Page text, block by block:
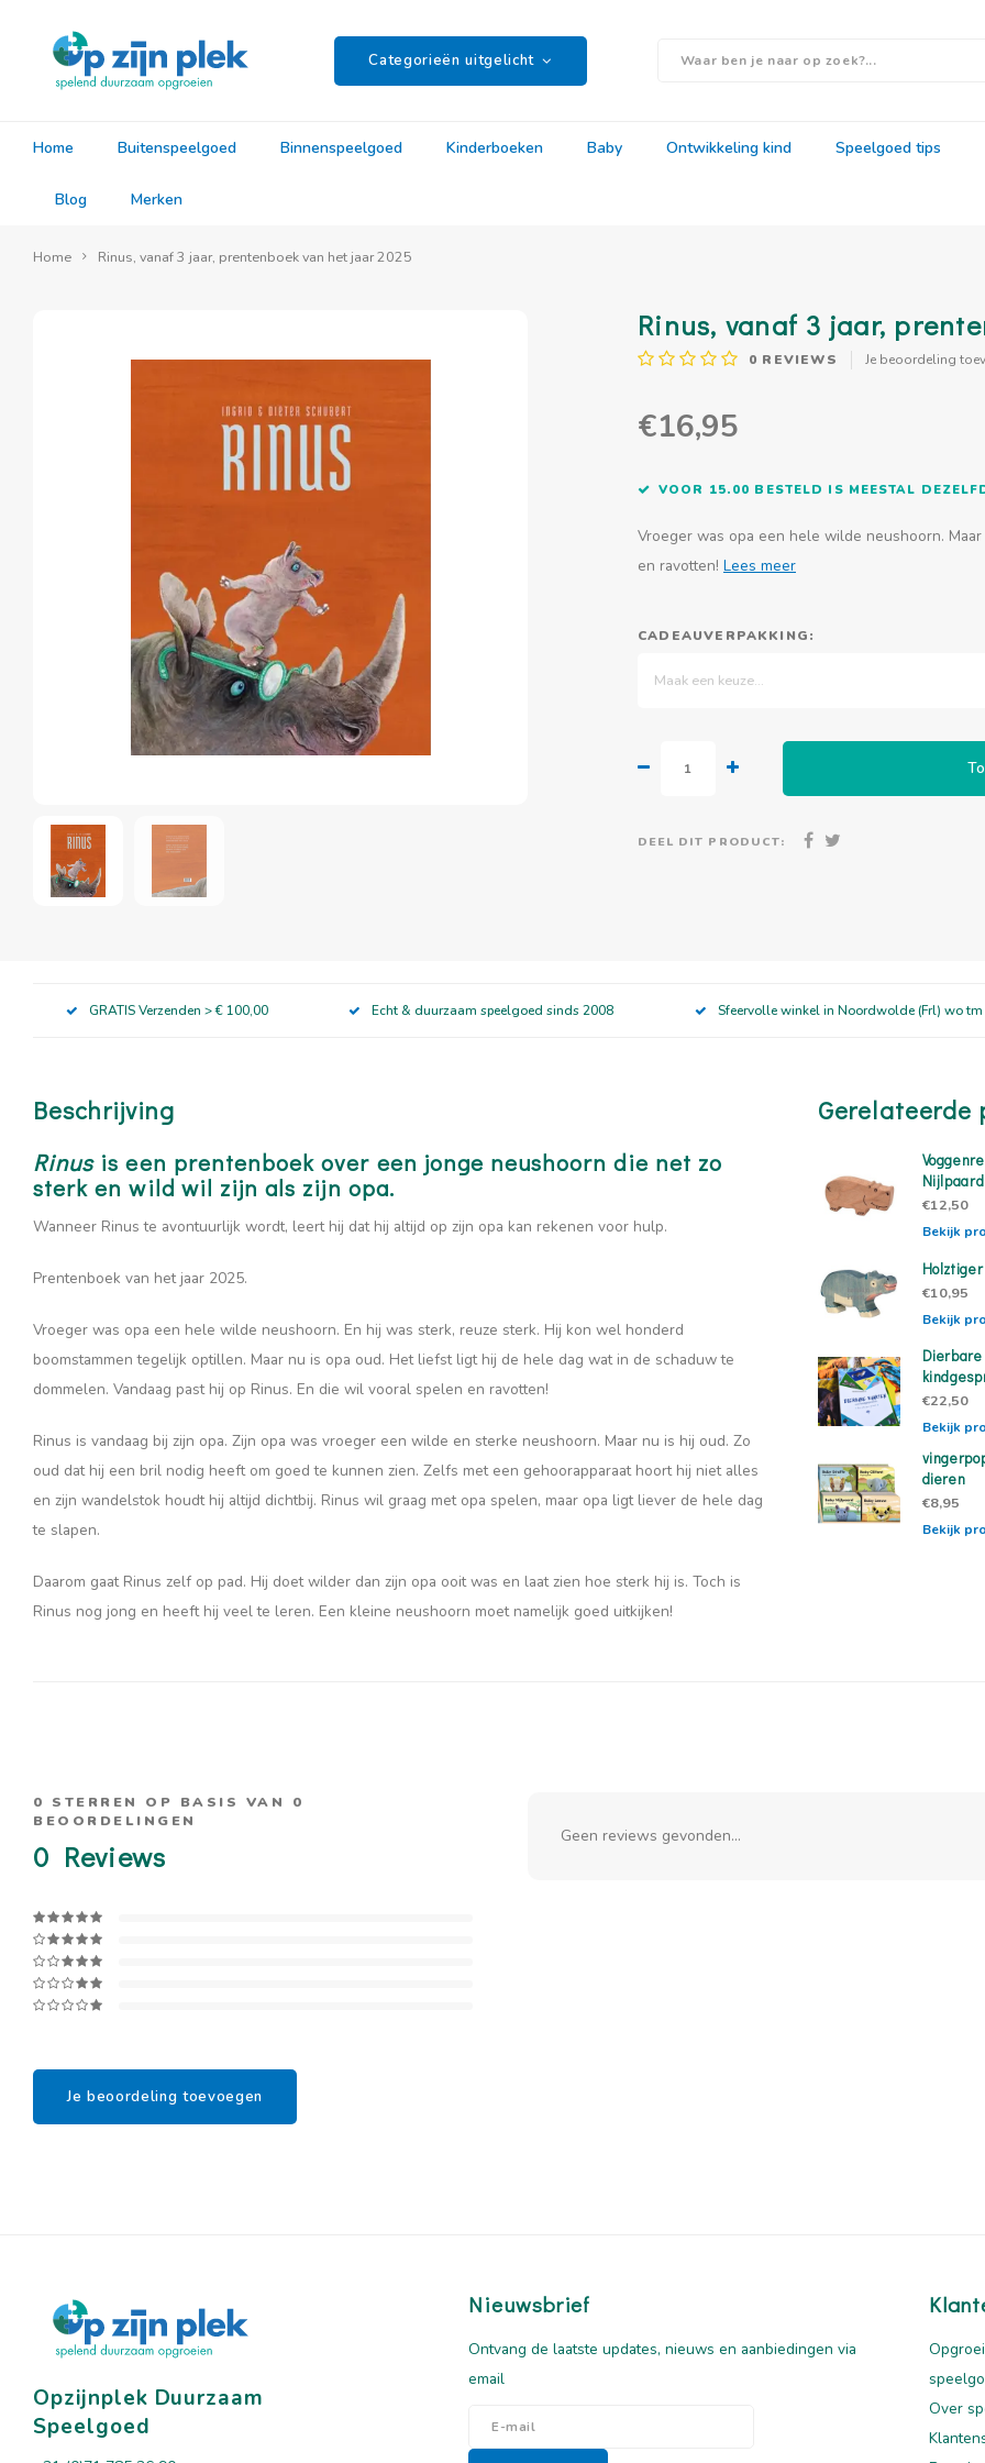
Categorieën uitgelicht
Home Buitenspeelgoed Binnenspeelgoed Kinderboeken Baby Ontwikkeling kind Speelgoed tips
Blog Merken
Home Rinus, vanaf 3 jaar, prentenboek van het jaar 2025
Rinus, vanaf 3 jaar,
0 REVIEWS Je beoordeling
€16,95
VOOR 15.00 BESTELD IS MEESTAL
Vroeger was opa een hele wilde neushoorn.
en ravotten! Lees meer
CADEAUVERPAKKING:
Maak een keuze...
DEEL DIT PRODUCT:
GRATIS Verzenden > € 100,00 Echt & duurzaam speelgoed sinds 2008 Sfeervolle winkel in Noordwolde (Frl) wo
Beschrijving
Rinusis een prentenboek over een jonge neushoorn die net zo
sterk en wild wil zijn als zijn opa.
Wanneer Rinus te avontuurlijk wordt, leert hij dat hij altijd op zijn opa kan rekenen voor hulp.
Prentenboek van het jaar 2025.
Vroeger was opa een hele wilde neushoorn. En hij was sterk, reuze sterk. Hij kon wel honderd
boomstammen tegelijk optillen. Maar nu is opa oud. Het liefst ligt hij de hele dag wat in de schaduw te
dommelen. Vandaag past hij op Rinus. En die wil vooral spelen en ravotten!
Rinus is vandaag bij zijn opa. Zijn opa was vroeger een wilde en sterke neushoorn. Maar nu is hij oud. Zo
oud dat hij een bril nodig heeft om goed te kunnen zien. Zelfs met een gehoorapparaat hoort hij niet alles
en zijn wandelstok houdt hij altijd dichtbij. Rinus wil graag met opa spelen, maar opa ligt liever de hele dag
te slapen.
Daarom gaat Rinus zelf op pad. Hij doet wilder dan zijn opa ooit was en laat zien hoe sterk hij is. Toch is
Rinus nog jong en heeft hij veel te leren. Een kleine neushoorn moet namelijk goed uitkijken!
Gerelateerde
Nijlpaard
€12,50
Bekijk
€10,95
Bekijk
€22,50
Bekijk
dieren
€8,95
Bekijk
0 STERREN OP BASIS VAN 0
BEOORDELINGEN
0 Reviews
Je beoordeling toevoegen
Geen reviews gevonden...
Opzijnplek Duurzaam
Speelgoed
Nieuwsbrief
Ontvang de laatste updates, nieuws en aanbiedingen via
email
Over